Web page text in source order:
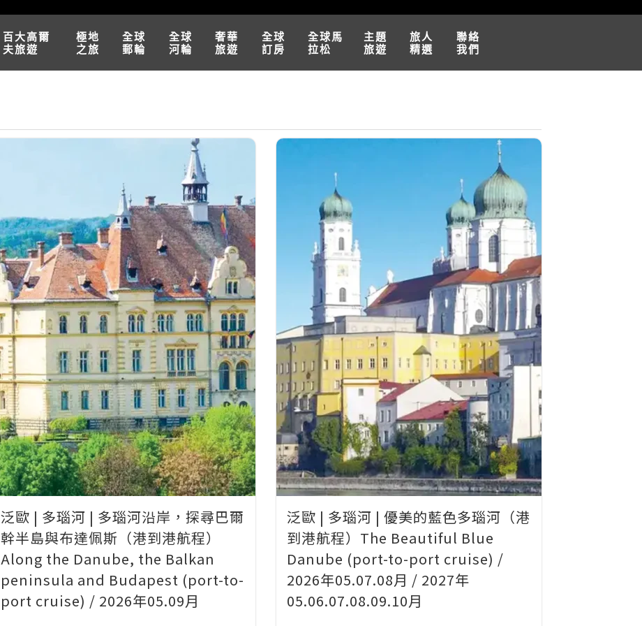
百大高爾
夫旅遊
極地
之旅
全球
郵輪
全球
河輪
奢華
旅遊
全球
訂房
全球馬
拉松
主題
旅遊
旅人
精選
聯絡
我們
泛歐 | 多瑙河 | 多瑙河沿岸，探尋巴爾
幹半島與布達佩斯（港到港航程）
Along the Danube, the Balkan
peninsula and Budapest (port-to-
port cruise) / 2026年05.09月
泛歐 | 多瑙河 | 優美的藍色多瑙河（港
到港航程）The Beautiful Blue
Danube (port-to-port cruise) /
2026年05.07.08月 / 2027年
05.06.07.08.09.10月